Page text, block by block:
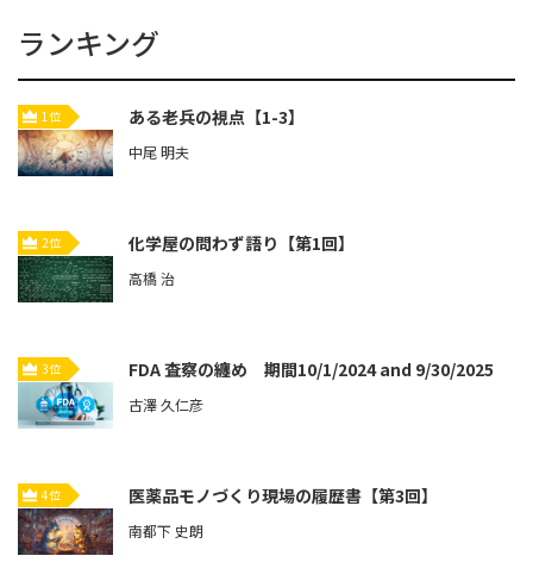
ランキング
1位 ある老兵の視点【1-3】
中尾 明夫
2位 化学屋の問わず語り【第1回】
高橋 治
3位 FDA 査察の纏め 期間10/1/2024 and 9/30/2025
古澤 久仁彦
4位 医薬品モノづくり現場の履歴書【第3回】
南都下 史朗